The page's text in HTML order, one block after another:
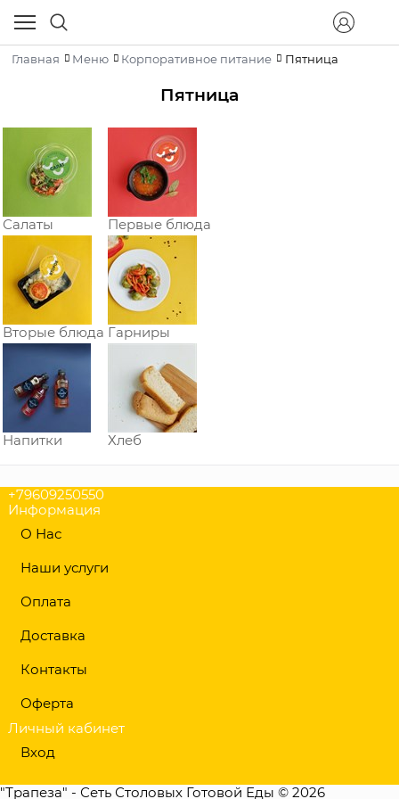
Главная Меню Корпоративное питание Пятница
Пятница
Салаты Первые блюда
Вторые блюда Гарниры
Напитки Хлеб
+79609250550
Информация
О Нас
Наши услуги
Оплата
Доставка
Контакты
Оферта
Личный кабинет
Вход
"Трапеза" - Сеть Столовых Готовой Еды © 2026